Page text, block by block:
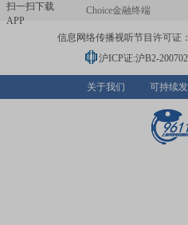
扫一扫下载
APP
Choice金融终端
信息网络传播视听节目许可证
沪ICP证:沪B2-
关于我们 可持续